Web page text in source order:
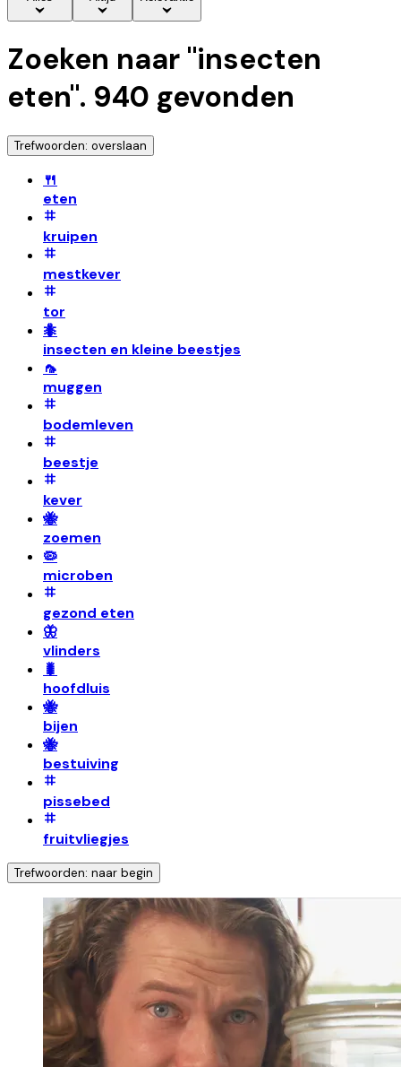
Zoeken naar "insecten
eten". 940 gevonden
Trefwoorden: overslaan
🍴
eten
kruipen
mestkever
tor
🐜
insecten en kleine beestjes
🦟
muggen
bodemleven
beestje
kever
🐝
zoemen
🦠
microben
gezond eten
🦋
vlinders
🐛
hoofdluis
🐝
bijen
🐝
bestuiving
pissebed
fruitvliegjes
Trefwoorden: naar begin